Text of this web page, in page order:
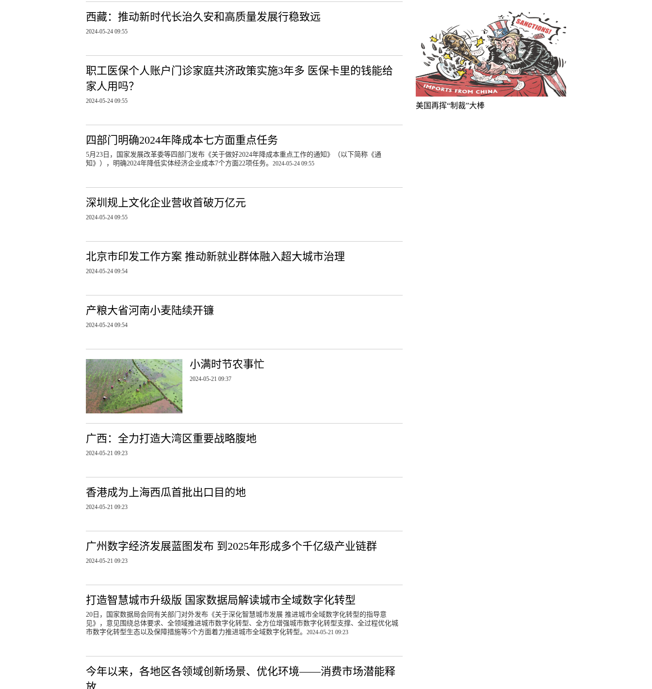
西藏：推动新时代长治久安和高质量发展行稳致远
2024-05-24 09:55
职工医保个人账户门诊家庭共济政策实施3年多 医保卡里的钱能给
家人用吗？
2024-05-24 09:55
四部门明确2024年降成本七方面重点任务
5月23日，国家发展改革委等四部门发布《关于做好2024年降成本重点工作的通知》（以下简称《通
知》），明确2024年降低实体经济企业成本7个方面22项任务。 2024-05-24 09:55
深圳规上文化企业营收首破万亿元
2024-05-24 09:55
北京市印发工作方案 推动新就业群体融入超大城市治理
2024-05-24 09:54
产粮大省河南小麦陆续开镰
2024-05-24 09:54
小满时节农事忙
2024-05-21 09:37
广西：全力打造大湾区重要战略腹地
2024-05-21 09:23
香港成为上海西瓜首批出口目的地
2024-05-21 09:23
广州数字经济发展蓝图发布 到2025年形成多个千亿级产业链群
2024-05-21 09:23
打造智慧城市升级版 国家数据局解读城市全域数字化转型
20日，国家数据局会同有关部门对外发布《关于深化智慧城市发展 推进城市全域数字化转型的指导意
见》，意见围绕总体要求、全领域推进城市数字化转型、全方位增强城市数字化转型支撑、全过程优化城
市数字化转型生态以及保障措施等5个方面着力推进城市全域数字化转型。 2024-05-21 09:23
今年以来，各地区各领域创新场景、优化环境——消费市场潜能释
美国再挥“制裁”大棒